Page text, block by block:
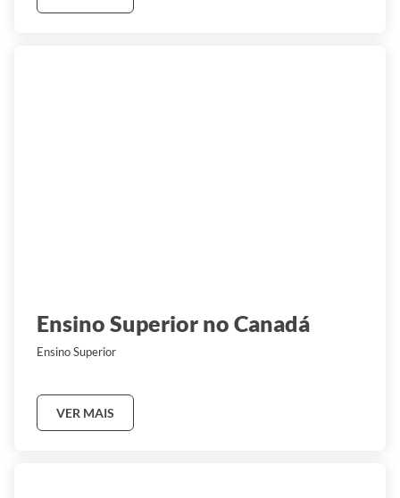
Ensino Superior no Canadá
Ensino Superior
VER MAIS